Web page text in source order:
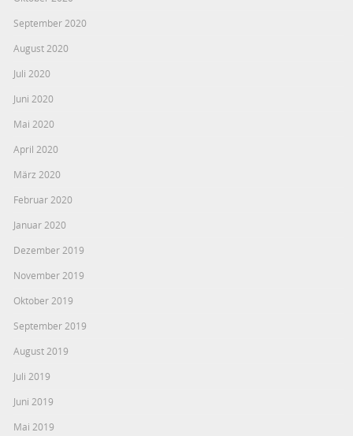
September 2020
August 2020
Juli 2020
Juni 2020
Mai 2020
April 2020
März 2020
Februar 2020
Januar 2020
Dezember 2019
November 2019
Oktober 2019
September 2019
August 2019
Juli 2019
Juni 2019
Mai 2019